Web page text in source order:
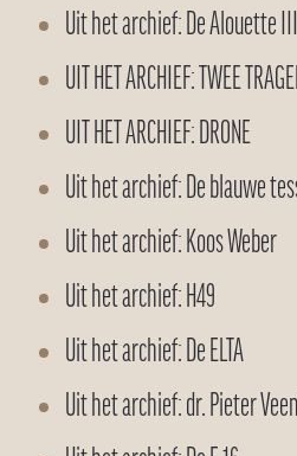
Uit het archief: De Alouette III
UIT HET ARCHIEF: TWEE
UIT HET ARCHIEF: DRONE
Uit het archief: De blauwe
Uit het archief: Koos Weber
Uit het archief: H49
Uit het archief: De ELTA
Uit het archief: dr. Pieter